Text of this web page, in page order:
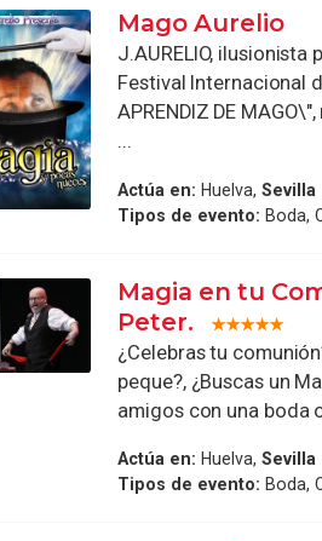
Mago Aurelio
J.AURELIO,
Festival Internacional
APRENDIZ DE
...
Actúa en: Huelva,Sevilla
Tipos de evento: Boda,
Magia en tu
Peter.
¿Celebras tu
peque?, ¿Buscas un
amigos con una boda
Actúa en: Huelva,Sevilla
Tipos de evento: Boda,